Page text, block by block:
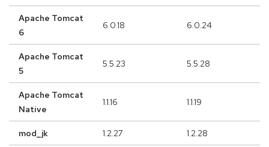
Apache Tomcat
6
6.0.18 6.0.24
Apache Tomcat
5
5.5.23 5.5.28
Apache Tomcat
Native
1.1.16 1.1.19
mod_jk 1.2.27 1.2.28